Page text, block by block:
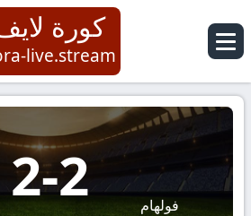
كورة
live.stream
فولهام 2
-
2